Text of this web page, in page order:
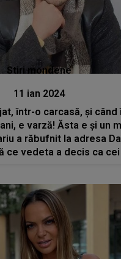
Stiri mondene
11 ian 2024
într-o carcasă, și când
e varză! Ăsta e și un
a răbufnit la adresa
ce vedeta a decis ca